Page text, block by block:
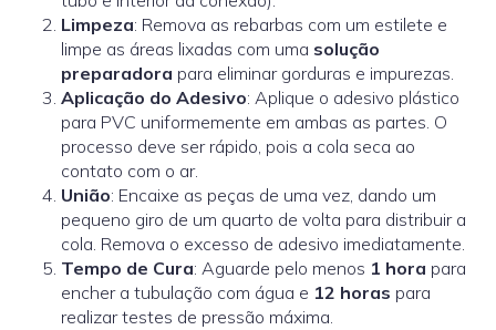
Limpeza: Remova as rebarbas com um estilete e
limpe as áreas lixadas com uma solução
preparadora para eliminar gorduras e impurezas.
Aplicação do Adesivo: Aplique o adesivo plástico
para PVC uniformemente em ambas as partes. O
processo deve ser rápido, pois a cola seca ao
contato com o ar.
União: Encaixe as peças de uma vez, dando um
pequeno giro de um quarto de volta para distribuir a
cola. Remova o excesso de adesivo imediatamente.
Tempo de Cura: Aguarde pelo menos 1 hora para
encher a tubulação com água e 12 horas para
realizar testes de pressão máxima.